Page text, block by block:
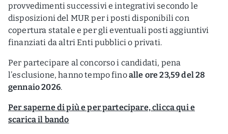
provvedimenti successivi e integrativi secondo le
disposizioni del MUR per i posti disponibili con
copertura statale e per gli eventuali posti aggiuntivi
finanziati da altri Enti pubblici o privati.
Per partecipare al concorso i candidati, pena
l’esclusione, hanno tempo finoalle ore 23,59 del 28
gennaio 2026.
Per saperne di più e per partecipare, clicca qui e
scarica il bando